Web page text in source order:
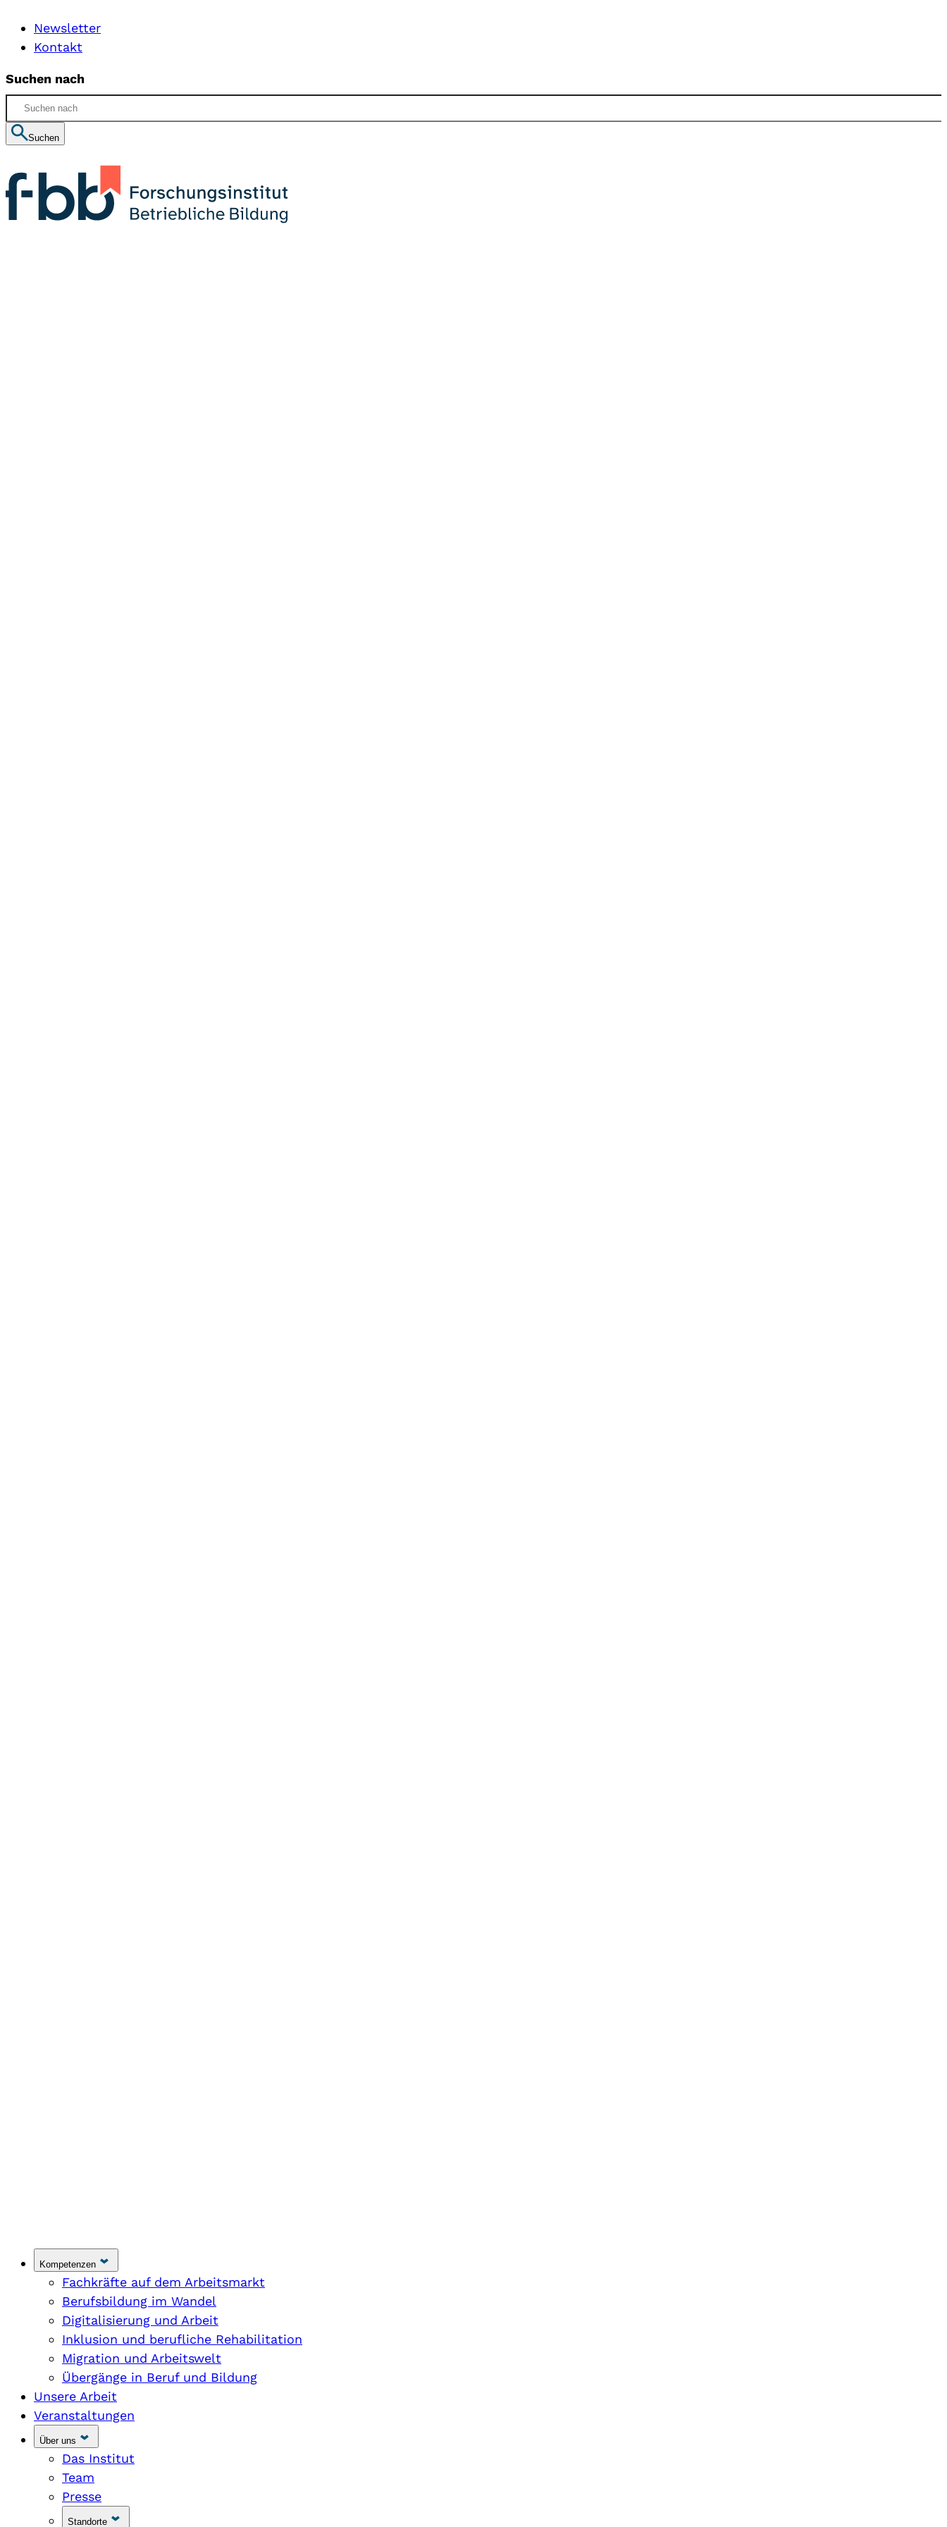
Newsletter
Kontakt
Suchen nach
Suchen
Kompetenzen
Fachkräfte auf dem Arbeitsmarkt
Berufsbildung im Wandel
Digitalisierung und Arbeit
Inklusion und berufliche Rehabilitation
Migration und Arbeitswelt
Übergänge in Beruf und Bildung
Unsere Arbeit
Veranstaltungen
Über uns
Das Institut
Team
Presse
Standorte